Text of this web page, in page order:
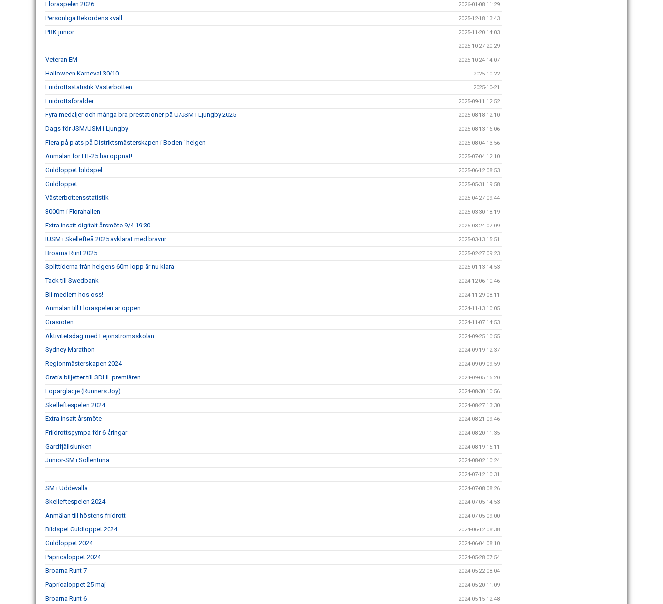
Floraspelen 2026 2026-01-08 11:29
Personliga Rekordens kväll 2025-12-18 13:43
PRK junior 2025-11-20 14:03
2025-10-27 20:29
Veteran EM 2025-10-24 14:07
Halloween Karneval 30/10 2025-10-22
Friidrottsstatistik Västerbotten 2025-10-21
Friidrottsförälder 2025-09-11 12:52
Fyra medaljer och många bra prestationer på U/JSM i Ljungby 2025 2025-08-18 12:10
Dags för JSM/USM i Ljungby 2025-08-13 16:06
Flera på plats på Distriktsmästerskapen i Boden i helgen 2025-08-04 13:56
Anmälan för HT-25 har öppnat! 2025-07-04 12:10
Guldloppet bildspel 2025-06-12 08:53
Guldloppet 2025-05-31 19:58
Västerbottensstatistik 2025-04-27 09:44
3000m i Florahallen 2025-03-30 18:19
Extra insatt digitalt årsmöte 9/4 19:30 2025-03-24 07:09
IUSM i Skellefteå 2025 avklarat med bravur 2025-03-13 15:51
Broarna Runt 2025 2025-02-27 09:23
Splittiderna från helgens 60m lopp är nu klara 2025-01-13 14:53
Tack till Swedbank 2024-12-06 10:46
Bli medlem hos oss! 2024-11-29 08:11
Anmälan till Floraspelen är öppen 2024-11-13 10:05
Gräsroten 2024-11-07 14:53
Aktivitetsdag med Lejonströmsskolan 2024-09-25 10:55
Sydney Marathon 2024-09-19 12:37
Regionmästerskapen 2024 2024-09-09 09:59
Gratis biljetter till SDHL premiären 2024-09-05 15:20
Löparglädje (Runners Joy) 2024-08-30 10:56
Skelleftespelen 2024 2024-08-27 13:30
Extra insatt årsmöte 2024-08-21 09:46
Friidrottsgympa för 6-åringar 2024-08-20 11:35
Gardfjällslunken 2024-08-19 15:11
Junior-SM i Sollentuna 2024-08-02 10:24
2024-07-12 10:31
SM i Uddevalla 2024-07-08 08:26
Skelleftespelen 2024 2024-07-05 14:53
Anmälan till höstens friidrott 2024-07-05 09:00
Bildspel Guldloppet 2024 2024-06-12 08:38
Guldloppet 2024 2024-06-04 08:10
Papricaloppet 2024 2024-05-28 07:54
Broarna Runt 7 2024-05-22 08:04
Papricaloppet 25 maj 2024-05-20 11:09
Broarna Runt 6 2024-05-15 12:48